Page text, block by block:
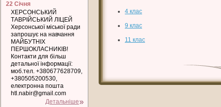
4 клас
9 клас
11 клас
22 Січня
ХЕРСОНСЬКИЙ
ТАВРІЙСЬКИЙ ЛІЦЕЙ
Херсонської міської ради
запрошує на навчання
МАЙБУТНІХ
ПЕРШОКЛАСНИКІВ!
Контакти для більш
детальної інформації:
моб.тел. +380677628709,
+380505200530,
електронна пошта
htl.nabir@gmail.com
Детальніше